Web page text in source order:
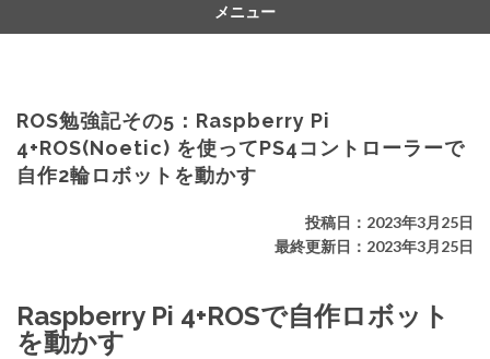
キ
メニュー
ROS勉強記その5：Raspberry Pi
4+ROS(Noetic) を使ってPS4コントローラーで
自作2輪ロボットを動かす
投稿日：2023年3月25日
最終更新日：2023年3月25日
Raspberry Pi 4+ROSで自作ロボット
を動かす